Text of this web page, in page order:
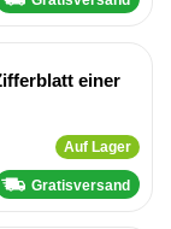
einer
Auf Lager
Gratisversand